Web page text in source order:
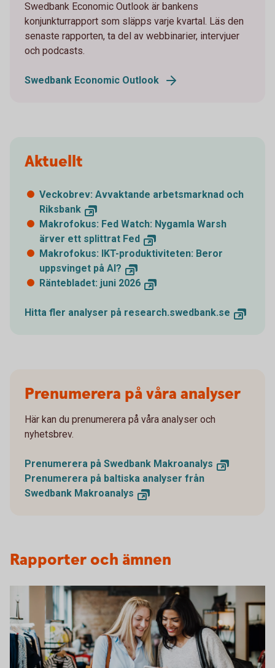
Swedbank Economic Outlook är bankens
konjunkturrapport som släpps varje kvartal. Läs den
senaste rapporten, ta del av webbinarier, intervjuer
och podcasts.
Swedbank Economic Outlook
Aktuellt
Veckobrev: Avvaktande arbetsmarknad och
Riksbank
Makrofokus: Fed Watch: Nygamla Warsh
ärver ett splittrat Fed
Makrofokus: IKT-produktiviteten: Beror
uppsvinget på AI?
Räntebladet: juni 2026
Hitta fler analyser på research.swedbank.se
Prenumerera på våra analyser
Här kan du prenumerera på våra analyser och
nyhetsbrev.
Prenumerera på Swedbank Makroanalys
Prenumerera på baltiska analyser från
Swedbank Makroanalys
Rapporter och ämnen